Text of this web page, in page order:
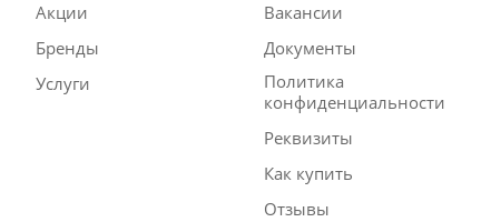
Акции
Бренды
Услуги
Вакансии
Документы
Политика
конфиденциальности
Реквизиты
Как купить
Отзывы